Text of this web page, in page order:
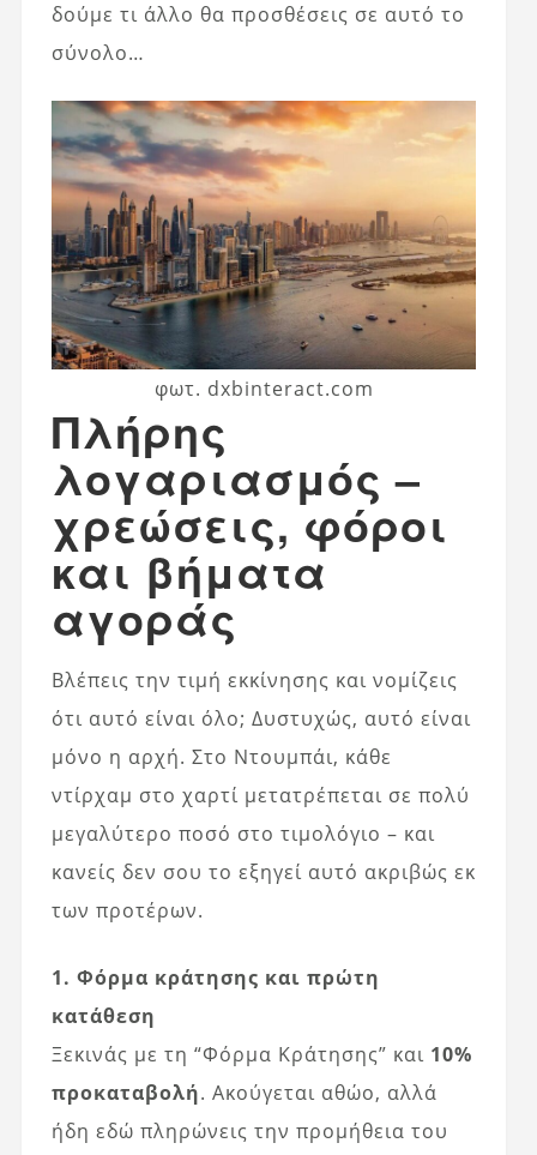
δούμε τι άλλο θα προσθέσεις σε αυτό το
σύνολο…
φωτ. dxbinteract.com
Πλήρης
λογαριασμός –
χρεώσεις, φόροι
και βήματα
αγοράς
Βλέπεις την τιμή εκκίνησης και νομίζεις
ότι αυτό είναι όλο; Δυστυχώς, αυτό είναι
μόνο η αρχή. Στο Ντουμπάι, κάθε
ντίρχαμ στο χαρτί μετατρέπεται σε πολύ
μεγαλύτερο ποσό στο τιμολόγιο – και
κανείς δεν σου το εξηγεί αυτό ακριβώς εκ
των προτέρων.
1. Φόρμα κράτησης και πρώτη
κατάθεση
Ξεκινάς με τη “Φόρμα Κράτησης” και 10%
προκαταβολή. Ακούγεται αθώο, αλλά
ήδη εδώ πληρώνεις την προμήθεια του